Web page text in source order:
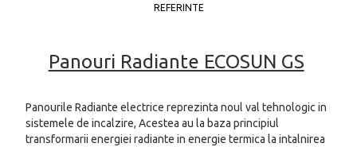
REFERINTE
Panouri Radiante ECOSUN GS
Panourile Radiante electrice reprezinta noul val tehnologic in
sistemele de incalzire, Acestea au la baza principiul
transformarii energiei radiante in energie termica la intalnirea